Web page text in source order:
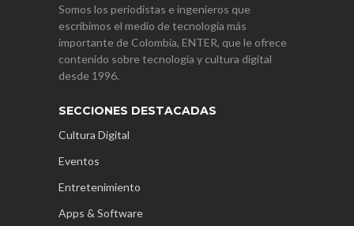
Somos los periodistas e ingenieros que
escribimos el medio de tecnología más
importante de Colombia, ENTER, que le ofrece
contenido sobre tecnología y cultura digital
desde 1996.
SECCIONES DESTACADAS
Cultura Digital
Eventos
Entretenimiento
Apps & Software